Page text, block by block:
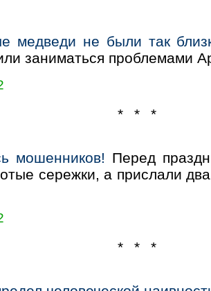
медведи не были так
заниматься проблемами
* * *
мошенников! Перед
сережки, а прислали
* * *